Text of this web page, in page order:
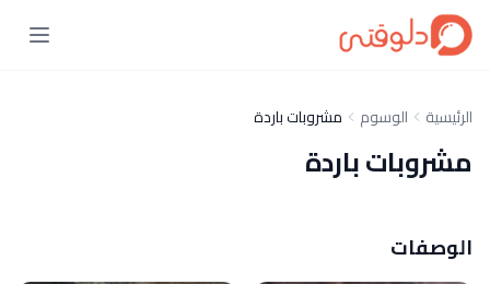
الرئيسية الوسوم مشروبات باردة
مشروبات باردة
الوصفات